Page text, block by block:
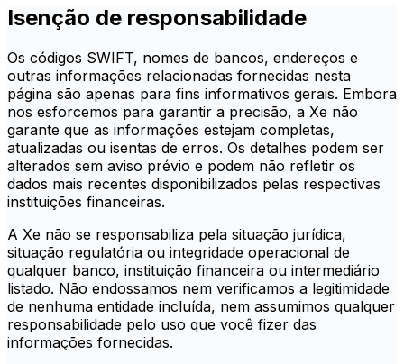
Isenção de responsabilidade
Os códigos SWIFT, nomes de bancos, endereços e
outras informações relacionadas fornecidas nesta
página são apenas para fins informativos gerais. Embora
nos esforcemos para garantir a precisão, a Xe não
garante que as informações estejam completas,
atualizadas ou isentas de erros. Os detalhes podem ser
alterados sem aviso prévio e podem não refletir os
dados mais recentes disponibilizados pelas respectivas
instituições financeiras.
A Xe não se responsabiliza pela situação jurídica,
situação regulatória ou integridade operacional de
qualquer banco, instituição financeira ou intermediário
listado. Não endossamos nem verificamos a legitimidade
de nenhuma entidade incluída, nem assumimos qualquer
responsabilidade pelo uso que você fizer das
informações fornecidas.